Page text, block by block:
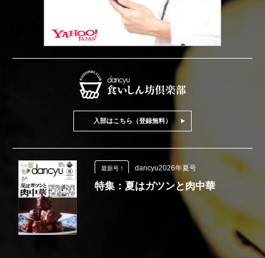
入部はこちら（登録無料）
最新号！ dancyu2026年夏号
特集：夏はガツンと肉中華